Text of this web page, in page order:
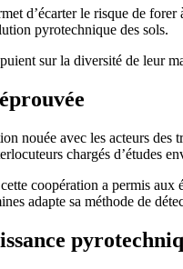
d’écarter le risque de
pyrotechnique des sols.
sur la diversité de leur
nouée avec les acteurs
chargés d’études
coopération a permis aux
adapte sa méthode de